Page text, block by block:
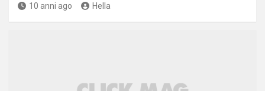
10 anni ago Hella